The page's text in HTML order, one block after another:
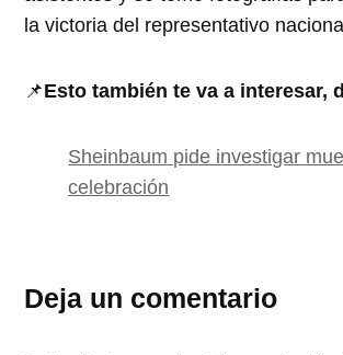
la victoria del representativo
📌Esto también te va a interesar,
Sheinbaum pide investigar
celebración
Deja un comentario